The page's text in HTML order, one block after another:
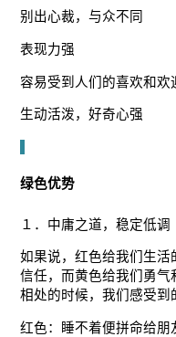
别出心裁，与众不同
表现力强
容易受到人们的喜欢和欢
生动活泼，好奇心强
绿色优势
１．中庸之道，稳定低调
如果说，红色给我们生活
信任，而黄色给我们勇气
相处的时候，我们感受到
红色：睡不着便拼命给朋